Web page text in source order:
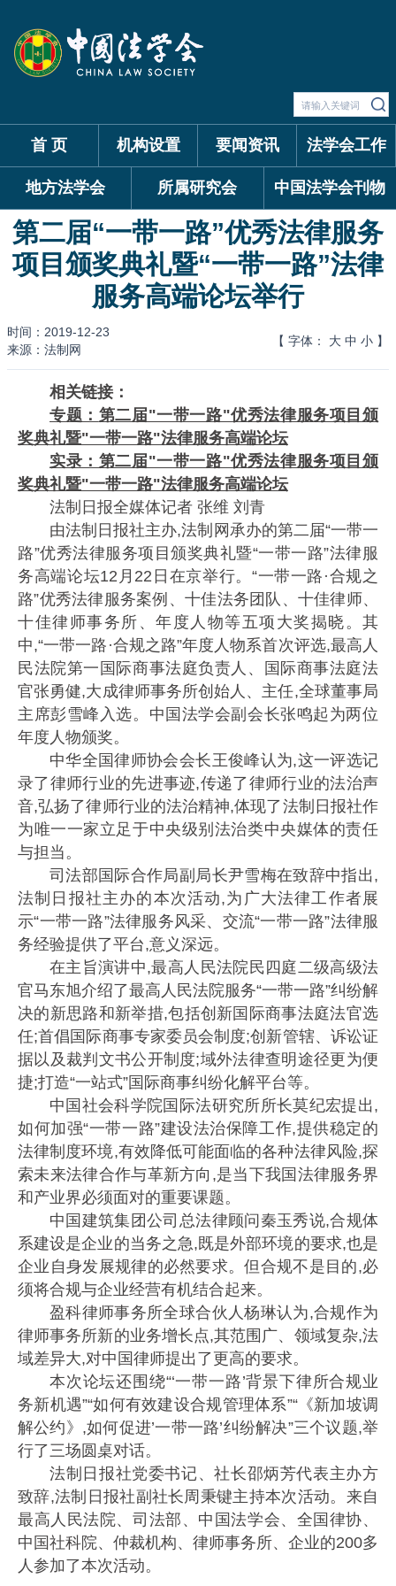
首 页 机构设置 要闻资讯 法学会工作
地方法学会 所属研究会 中国法学会刊物
第二届“一带一路”优秀法律服务
项目颁奖典礼暨“一带一路”法律
服务高端论坛举行
时间：2019-12-23
来源：法制网
【 字体： 大 中 小 】
相关链接：
专题： 第二届"一带一路"优秀法律服务项目颁
奖典礼暨"一带一路"法律服务高端论坛
实录：第二届"一带一路"优秀法律服务项目颁
奖典礼暨"一带一路"法律服务高端论坛
法制日报全媒体记者 张维 刘青
由法制日报社主办,法制网承办的第二届“一带一
路”优秀法律服务项目颁奖典礼暨“一带一路”法律服
务高端论坛12月22日在京举行。“一带一路·合规之
路”优秀法律服务案例、十佳法务团队、十佳律师、
十佳律师事务所、年度人物等五项大奖揭晓。其
中,“一带一路·合规之路”年度人物系首次评选,最高人
民法院第一国际商事法庭负责人、国际商事法庭法
官张勇健,大成律师事务所创始人、主任,全球董事局
主席彭雪峰入选。中国法学会副会长张鸣起为两位
年度人物颁奖。
中华全国律师协会会长王俊峰认为,这一评选记
录了律师行业的先进事迹,传递了律师行业的法治声
音,弘扬了律师行业的法治精神,体现了法制日报社作
为唯一一家立足于中央级别法治类中央媒体的责任
与担当。
司法部国际合作局副局长尹雪梅在致辞中指出,
法制日报社主办的本次活动,为广大法律工作者展
示“一带一路”法律服务风采、交流“一带一路”法律服
务经验提供了平台,意义深远。
在主旨演讲中,最高人民法院民四庭二级高级法
官马东旭介绍了最高人民法院服务“一带一路”纠纷解
决的新思路和新举措,包括创新国际商事法庭法官选
任;首倡国际商事专家委员会制度;创新管辖、诉讼证
据以及裁判文书公开制度;域外法律查明途径更为便
捷;打造“一站式”国际商事纠纷化解平台等。
中国社会科学院国际法研究所所长莫纪宏提出,
如何加强“一带一路”建设法治保障工作,提供稳定的
法律制度环境,有效降低可能面临的各种法律风险,探
索未来法律合作与革新方向,是当下我国法律服务界
和产业界必须面对的重要课题。
中国建筑集团公司总法律顾问秦玉秀说,合规体
系建设是企业的当务之急,既是外部环境的要求,也是
企业自身发展规律的必然要求。但合规不是目的,必
须将合规与企业经营有机结合起来。
盈科律师事务所全球合伙人杨琳认为,合规作为
律师事务所新的业务增长点,其范围广、领域复杂,法
域差异大,对中国律师提出了更高的要求。
本次论坛还围绕“‘一带一路’背景下律所合规业
务新机遇”“如何有效建设合规管理体系”“《新加坡调
解公约》,如何促进’一带一路’纠纷解决”三个议题,举
行了三场圆桌对话。
法制日报社党委书记、社长邵炳芳代表主办方
致辞,法制日报社副社长周秉键主持本次活动。来自
最高人民法院、司法部、中国法学会、全国律协、
中国社科院、仲裁机构、律师事务所、企业的200多
人参加了本次活动。